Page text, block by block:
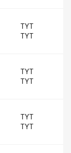
TYT
TYT
TYT
TYT
TYT
TYT